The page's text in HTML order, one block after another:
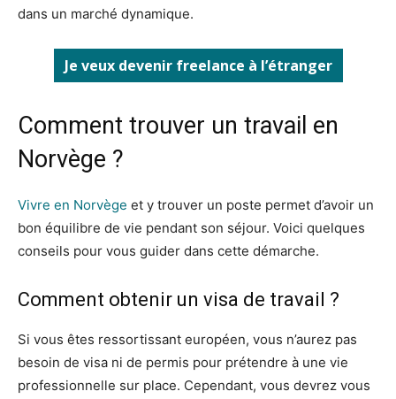
dans un marché dynamique.
Je veux devenir freelance à l’étranger
Comment trouver un travail en
Norvège ?
Vivre en Norvège et y trouver un poste permet d’avoir un
bon équilibre de vie pendant son séjour. Voici quelques
conseils pour vous guider dans cette démarche.
Comment obtenir un visa de travail ?
Si vous êtes ressortissant européen, vous n’aurez pas
besoin de visa ni de permis pour prétendre à une vie
professionnelle sur place. Cependant, vous devrez vous